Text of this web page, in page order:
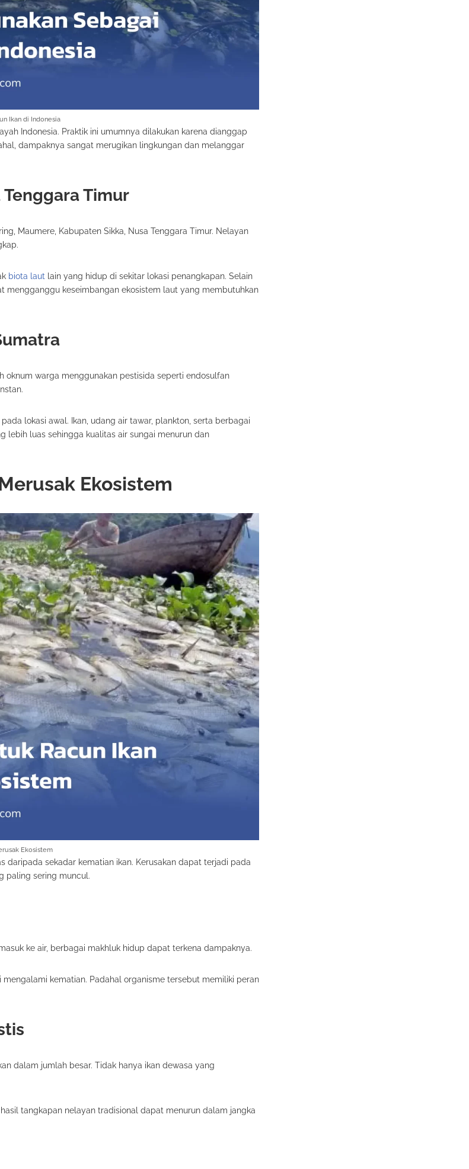
Ikan di Indonesia
Indonesia. Praktik ini umumnya dilakukan karena dianggap
dampaknya sangat merugikan lingkungan dan melanggar
Timur
Maumere, Kabupaten Sikka, Nusa Tenggara Timur. Nelayan
biota laut lain yang hidup di sekitar lokasi penangkapan. Selain
mengganggu keseimbangan ekosistem laut yang membutuhkan
oknum warga menggunakan pestisida seperti endosulfan
lokasi awal. Ikan, udang air tawar, plankton, serta berbagai
lebih luas sehingga kualitas air sungai menurun dan
Ekosistem
Ekosistem
daripada sekadar kematian ikan. Kerusakan dapat terjadi pada
paling sering muncul.
ke air, berbagai makhluk hidup dapat terkena dampaknya.
kematian. Padahal organisme tersebut memiliki peran
dalam jumlah besar. Tidak hanya ikan dewasa yang
tangkapan nelayan tradisional dapat menurun dalam jangka